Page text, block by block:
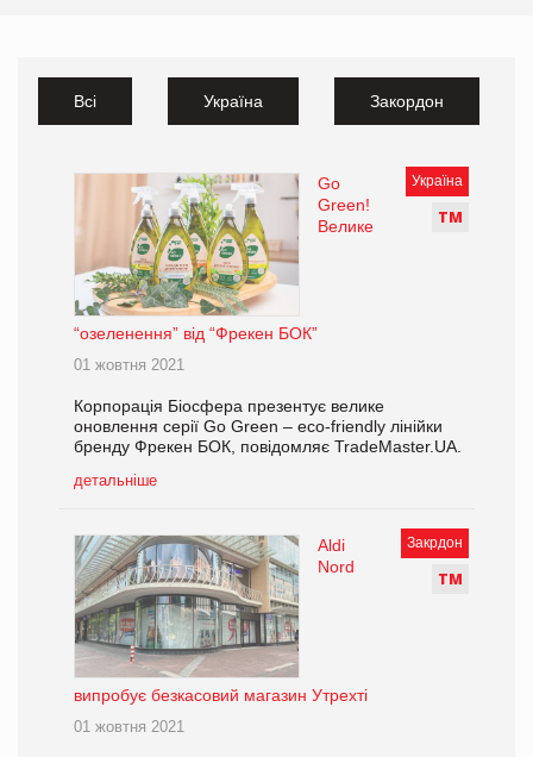
Всі Україна Закордон
Україна
ТМ
Go
Green!
Велике
“озеленення” від “Фрекен БОК”
01 жовтня 2021
Корпорація Біосфера презентує велике
оновлення серії Go Green – eco-friendly лінійки
бренду Фрекен БОК, повідомляє TradeMaster.UA.
детальніше
Закрдон
ТМ
Aldi
Nord
випробує безкасовий магазин Утрехті
01 жовтня 2021